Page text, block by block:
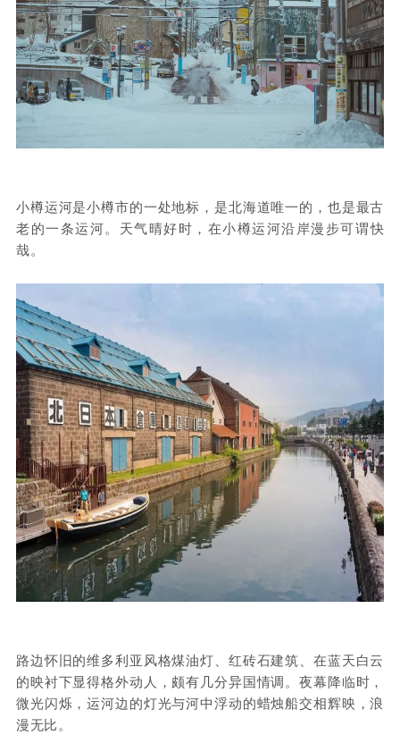
小樽运河是小樽市的一处地标，是北海道唯一的，也是最古
老的一条运河。 天气晴好时，在小樽运河沿岸漫步可谓快
哉。
路边怀旧的维多利亚风格煤油灯、红砖石建筑、在蓝天白云
的映衬下显得格外动人，颇有几分异国情调。夜幕降临时，
微光闪烁，运河边的灯光与河中浮动的蜡烛船交相辉映，浪
漫无比。